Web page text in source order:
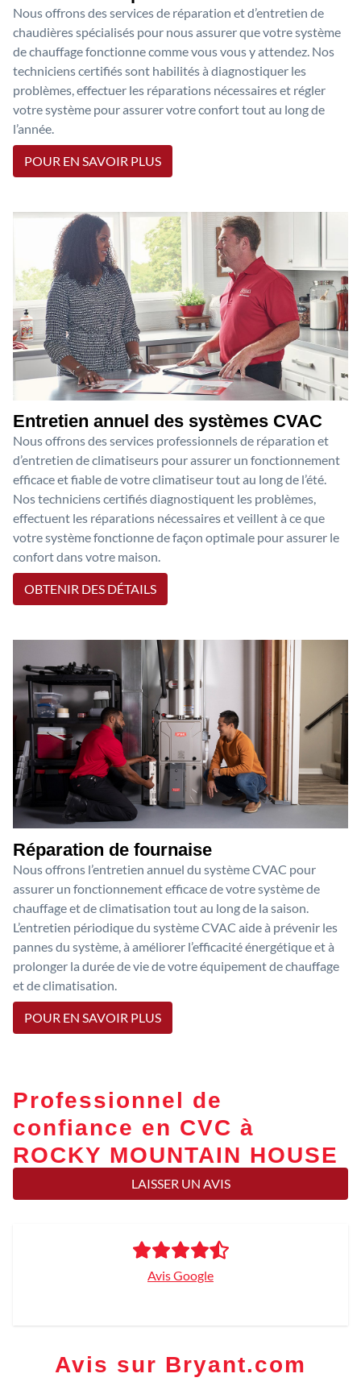
Nous offrons des services de réparation et d’entretien de
chaudières spécialisés pour nous assurer que votre système
de chauffage fonctionne comme vous vous y attendez. Nos
techniciens certifiés sont habilités à diagnostiquer les
problèmes, effectuer les réparations nécessaires et régler
votre système pour assurer votre confort tout au long de
l’année.
POUR EN SAVOIR PLUS
Entretien annuel des systèmes CVAC
Nous offrons des services professionnels de réparation et
d’entretien de climatiseurs pour assurer un fonctionnement
efficace et fiable de votre climatiseur tout au long de l’été.
Nos techniciens certifiés diagnostiquent les problèmes,
effectuent les réparations nécessaires et veillent à ce que
votre système fonctionne de façon optimale pour assurer le
confort dans votre maison.
OBTENIR DES DÉTAILS
Réparation de fournaise
Nous offrons l’entretien annuel du système CVAC pour
assurer un fonctionnement efficace de votre système de
chauffage et de climatisation tout au long de la saison.
L’entretien périodique du système CVAC aide à prévenir les
pannes du système, à améliorer l’efficacité énergétique et à
prolonger la durée de vie de votre équipement de chauffage
et de climatisation.
POUR EN SAVOIR PLUS
Professionnel de
confiance en CVC à
ROCKY MOUNTAIN HOUSE
LAISSER UN AVIS
Avis Google
Avis sur Bryant.com